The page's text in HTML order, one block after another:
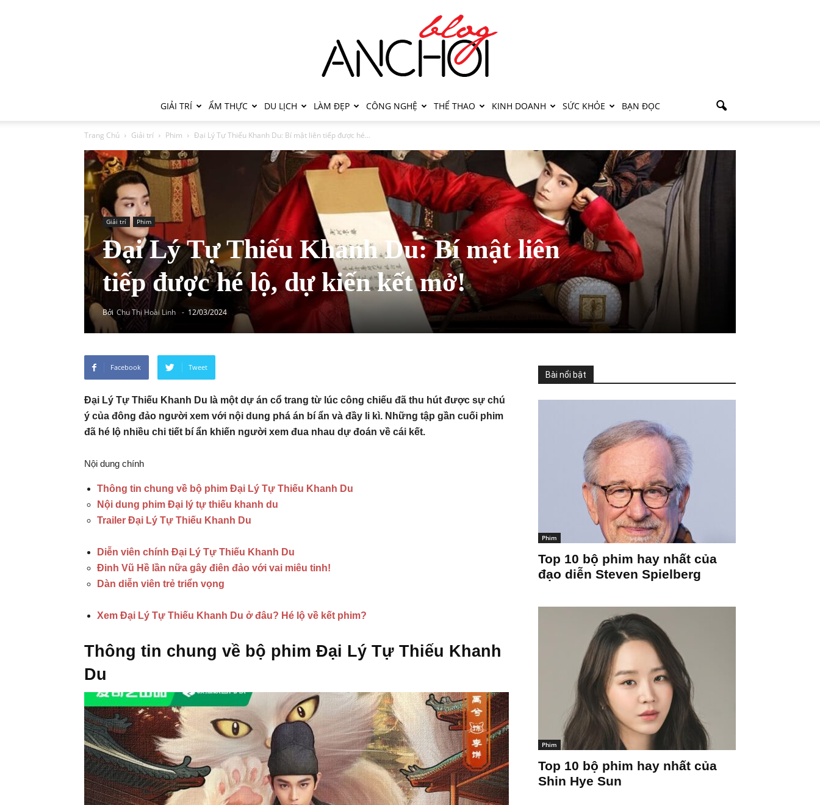
GIẢI TRÍ ẨM THỰC DU LỊCH LÀM ĐẸP CÔNG NGHỆ THỂ THAO KINH DOANH SỨC KHỎE BẠN ĐỌC
Trang Chủ Giải trí Phim Đại Lý Tự Thiếu Khanh Du: Bí mật liên tiếp được hé...
Giải trí Phim
Đại Lý Tự Thiếu Khanh Du: Bí mật liên
tiếp được hé lộ, dự kiến kết mở!
Bởi Chu Thị Hoài Linh - 12/03/2024
Facebook Tweet
Đại Lý Tự Thiếu Khanh Du là một dự án cổ trang từ lúc công chiếu đã thu hút được sự chú
ý của đông đảo người xem với nội dung phá án bí ẩn và đầy li kì. Những tập gần cuối phim
đã hé lộ nhiều chi tiết bí ẩn khiến người xem đua nhau dự đoán về cái kết.
Nội dung chính
Thông tin chung về bộ phim Đại Lý Tự Thiếu Khanh Du
Nội dung phim Đại lý tự thiếu khanh du
Trailer Đại Lý Tự Thiếu Khanh Du
Diễn viên chính Đại Lý Tự Thiếu Khanh Du
Đinh Vũ Hề lần nữa gây điên đảo với vai miêu tinh!
Dàn diễn viên trẻ triển vọng
Xem Đại Lý Tự Thiếu Khanh Du ở đâu? Hé lộ về kết phim?
Thông tin chung về bộ phim Đại Lý Tự Thiếu Khanh
Du
Bài nổi bật
Phim
Top 10 bộ phim hay nhất của
đạo diễn Steven Spielberg
Phim
Top 10 bộ phim hay nhất của
Shin Hye Sun